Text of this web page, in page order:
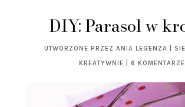
DIY: Parasol w
UTWORZONE PRZEZ ANIA LEGENZA
KREATYWNIE
6 KOMENTARZE